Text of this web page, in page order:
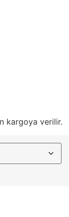
kargoya verilir.